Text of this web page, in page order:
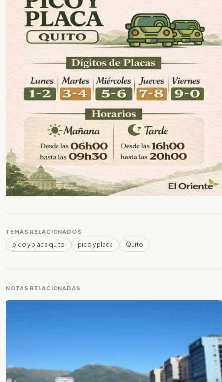
TEMAS RELACIONADOS
pico y placa quito pico y placa Quito
NOTAS RELACIONADAS